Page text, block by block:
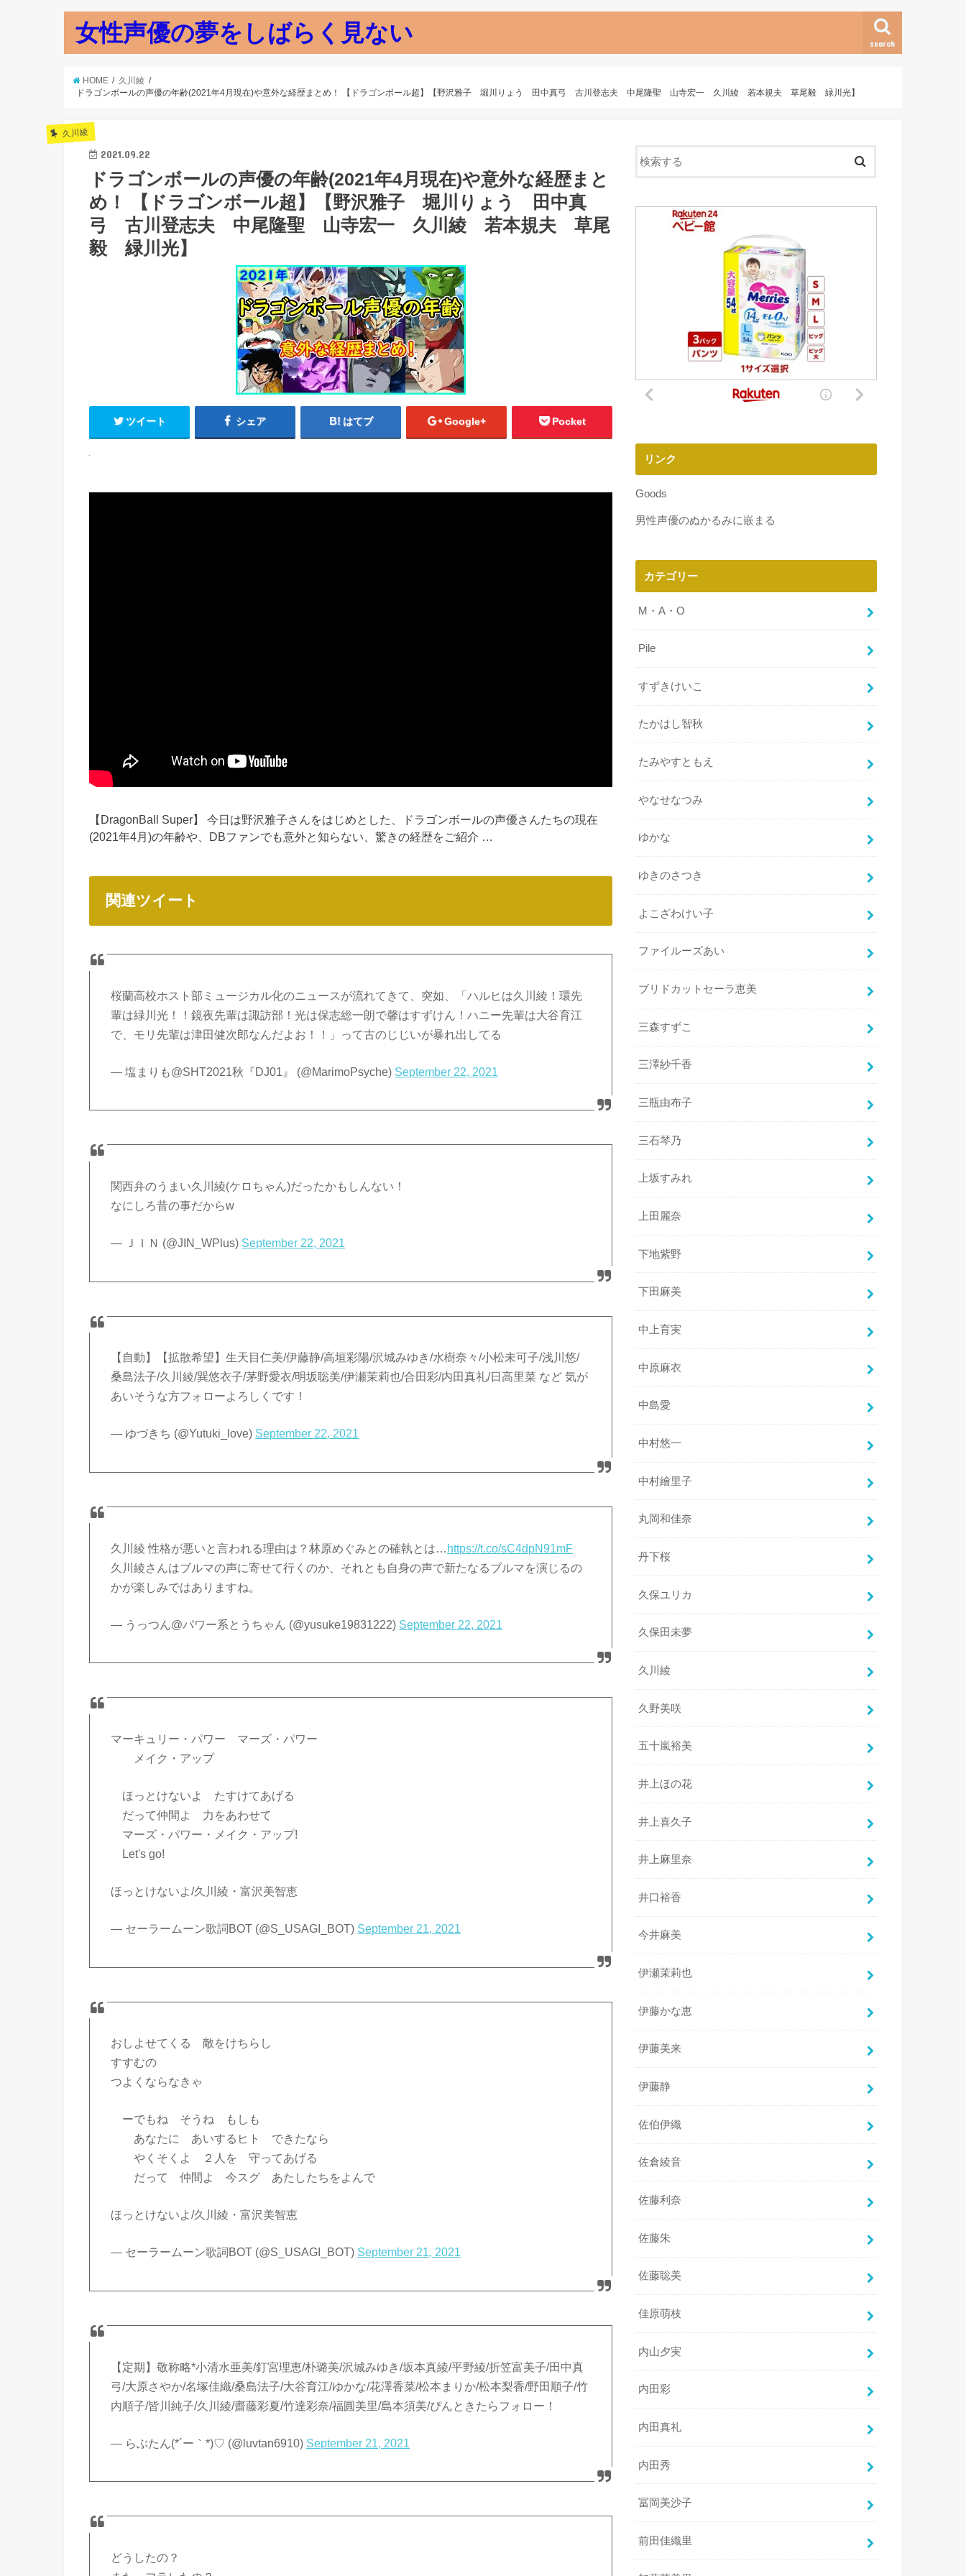
女性声優の夢をしばらく見ない search
HOME
久川綾
ドラゴンボールの声優の年齢(2021年4月現在)や意外な経歴まとめ！ 【ドラゴンボール超】【野沢雅子 堀川りょう 田中真弓 古川登志夫 中尾隆聖 山寺宏一 久川綾 若本規夫 草尾毅 緑川光】
久川綾
2021.09.22
ドラゴンボールの声優の年齢(2021年4月現在)や意外な経歴まと
め！ 【ドラゴンボール超】【野沢雅子 堀川りょう 田中真
弓 古川登志夫 中尾隆聖 山寺宏一 久川綾 若本規夫 草尾
毅 緑川光】
ツイート シェア はてブ Google+ Pocket
【DragonBall Super】 今日は野沢雅子さんをはじめとした、ドラゴンボールの声優さんたちの現在
(2021年4月)の年齢や、DBファンでも意外と知らない、驚きの経歴をご紹介 …
関連ツイート
桜蘭高校ホスト部ミュージカル化のニュースが流れてきて、突如、「ハルヒは久川綾！環先
輩は緑川光！！鏡夜先輩は諏訪部！光は保志総一朗で馨はすずけん！ハニー先輩は大谷育江
で、モリ先輩は津田健次郎なんだよお！！」って古のじじいが暴れ出してる
— 塩まりも@SHT2021秋『DJ01』 (@MarimoPsyche) September 22, 2021
関西弁のうまい久川綾(ケロちゃん)だったかもしんない！
なにしろ昔の事だからw
— ＪＩＮ (@JIN_WPlus) September 22, 2021
【自動】【拡散希望】生天目仁美/伊藤静/高垣彩陽/沢城みゆき/水樹奈々/小松未可子/浅川悠/
桑島法子/久川綾/巽悠衣子/茅野愛衣/明坂聡美/伊瀬茉莉也/合田彩/内田真礼/日高里菜 など 気が
あいそうな方フォローよろしくです！
— ゆづきち (@Yutuki_love) September 22, 2021
久川綾 性格が悪いと言われる理由は？林原めぐみとの確執とは… https://t.co/sC4dpN91mF
久川綾さんはブルマの声に寄せて行くのか、それとも自身の声で新たなるブルマを演じるの
かが楽しみではありますね。
— うっつん@パワー系とうちゃん (@yusuke19831222) September 22, 2021
マーキュリー・パワー マーズ・パワー
メイク・アップ
ほっとけないよ たすけてあげる
だって仲間よ 力をあわせて
マーズ・パワー・メイク・アップ!
Let's go!
ほっとけないよ/久川綾・富沢美智恵
— セーラームーン歌詞BOT (@S_USAGI_BOT) September 21, 2021
おしよせてくる 敵をけちらし
すすむの
つよくならなきゃ
ーでもね そうね もしも
あなたに あいするヒト できたなら
やくそくよ ２人を 守ってあげる
だって 仲間よ 今スグ あたしたちをよんで
ほっとけないよ/久川綾・富沢美智恵
— セーラームーン歌詞BOT (@S_USAGI_BOT) September 21, 2021
【定期】敬称略*小清水亜美/釘宮理恵/朴璐美/沢城みゆき/坂本真綾/平野綾/折笠富美子/田中真
弓/大原さやか/名塚佳織/桑島法子/大谷育江/ゆかな/花澤香菜/松本まりか/松本梨香/野田順子/竹
内順子/皆川純子/久川綾/齋藤彩夏/竹達彩奈/福圓美里/島本須美/ぴんときたらフォロー！
— らぶたん(*´ー｀*)♡ (@luvtan6910) September 21, 2021
どうしたの？
リンク
Goods
男性声優のぬかるみに嵌まる
カテゴリー
M・A・O
Pile
すずきけいこ
たかはし智秋
たみやすともえ
やなせなつみ
ゆかな
ゆきのさつき
よこざわけい子
ファイルーズあい
ブリドカットセーラ恵美
三森すずこ
三澤紗千香
三瓶由布子
三石琴乃
上坂すみれ
上田麗奈
下地紫野
下田麻美
中上育実
中原麻衣
中島愛
中村悠一
中村繪里子
丸岡和佳奈
丹下桜
久保ユリカ
久保田未夢
久川綾
久野美咲
五十嵐裕美
井上ほの花
井上喜久子
井上麻里奈
井口裕香
今井麻美
伊瀬茉莉也
伊藤かな恵
伊藤美来
伊藤静
佐伯伊織
佐倉綾音
佐藤利奈
佐藤朱
佐藤聡美
佳原萌枝
内山夕実
内田彩
内田真礼
内田秀
冨岡美沙子
前田佳織里